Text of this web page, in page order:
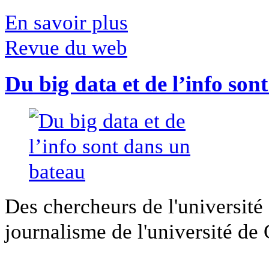
En savoir plus
Revue du web
Du big data et de l’info
Des chercheurs de
journalisme de l'université